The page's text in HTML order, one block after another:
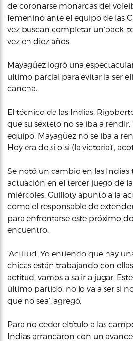
de coronarse monarcas del
femenino ante el equipo de las
vez buscan completar un’back-
vez en diez años.
Mayagüez logró una
ultimo parcial para evitar la ser
cancha.
El técnico de las Indias,
que su sexteto no se iba a rendir.
equipo, Mayagüez no se iba a
Hoy era de si o si (la victoria)’,
Se notó un cambio en las Indias
actuación en el tercer juego de
miércoles. Guilloty apuntó a la
como el responsable de
para enfrentarse este próximo
encuentro.
‘Actitud. Yo entiendo que hay
chicas están trabajando con
actitud, vamos a salir a jugar.
último partido, no lo va a ser si
que no sea’, agregó.
Para no ceder eltítulo a las
Indias arrancaron con un